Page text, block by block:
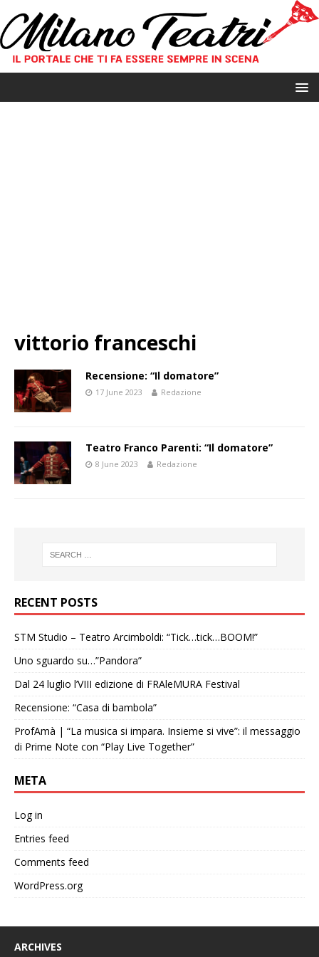
vittorio franceschi
Recensione: “Il domatore”
17 June 2023 Redazione
Teatro Franco Parenti: “Il domatore”
8 June 2023 Redazione
RECENT POSTS
STM Studio – Teatro Arcimboldi: “Tick…tick…BOOM!”
Uno sguardo su…”Pandora”
Dal 24 luglio l’VIII edizione di FRAleMURA Festival
Recensione: “Casa di bambola”
ProfAmà | “La musica si impara. Insieme si vive”: il messaggio
di Prime Note con “Play Live Together”
META
Log in
Entries feed
Comments feed
WordPress.org
ARCHIVES